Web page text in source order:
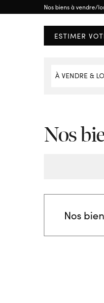
Nos biens à vendre/
ESTIMER
Nos
Nos